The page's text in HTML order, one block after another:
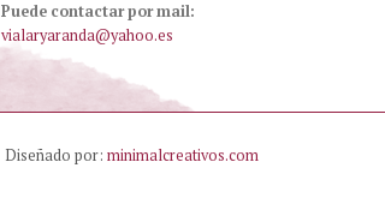
Puede contactar por mail:
vialaryaranda@yahoo.es
Diseñado por: minimalcreativos.com